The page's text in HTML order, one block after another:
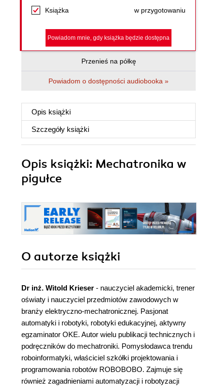
Książka w przygotowaniu
Powiadom mnie, gdy książka będzie dostępna
Przenieś na półkę
Powiadom o dostępności audiobooka »
Opis książki
Szczegóły książki
Opis książki: Mechatronika w
pigułce
O autorze książki
Dr inż. Witold Krieser - nauczyciel akademicki, trener
oświaty i nauczyciel przedmiotów zawodowych w
branży elektryczno-mechatronicznej. Pasjonat
automatyki i robotyki, robotyki edukacyjnej, aktywny
egzaminator OKE. Autor wielu publikacji technicznych i
podręczników do mechatroniki. Pomysłodawca trendu
roboinformatyki, właściciel szkółki projektowania i
programowania robotów ROBOBOBO. Zajmuje się
również zagadnieniami automatyzacji i robotyzacji